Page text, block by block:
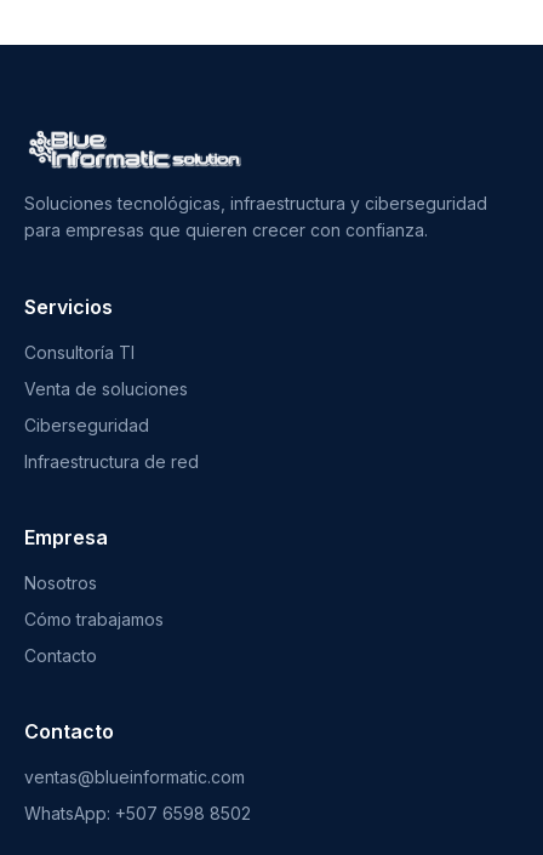
Soluciones tecnológicas, infraestructura y ciberseguridad
para empresas que quieren crecer con confianza.
Servicios
Consultoría TI
Venta de soluciones
Ciberseguridad
Infraestructura de red
Empresa
Nosotros
Cómo trabajamos
Contacto
Contacto
ventas@blueinformatic.com
WhatsApp: +507 6598 8502